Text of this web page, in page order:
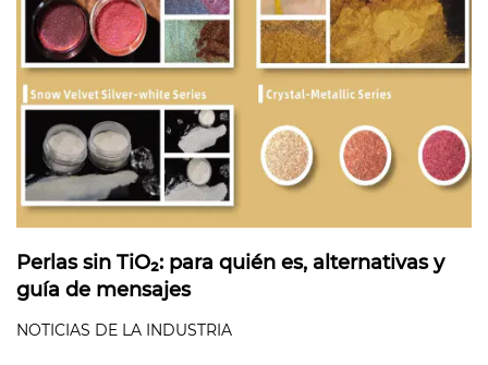
Perlas sin TiO₂: para quién es, alternativas y
guía de mensajes
NOTICIAS DE LA INDUSTRIA